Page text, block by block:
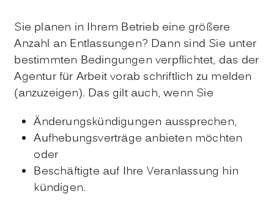
Sie planen in Ihrem Betrieb eine größere
Anzahl an Entlassungen? Dann sind Sie unter
bestimmten Bedingungen verpflichtet, das der
Agentur für Arbeit vorab schriftlich zu melden
(anzuzeigen). Das gilt auch, wenn Sie
Änderungskündigungen aussprechen,
Aufhebungsverträge anbieten möchten
oder
Beschäftigte auf Ihre Veranlassung hin
kündigen.